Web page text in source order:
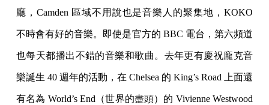
廳，Camden 區域不用說也是音樂人的聚集地，KOKO
不時會有好的音樂。即使是官方的 BBC 電台，第六頻道
也每天都播出不錯的音樂和歌曲。去年更有慶祝龐克音
樂誕生 40 週年的活動，在 Chelsea 的 King’s Road 上面還
有名為 World’s End（世界的盡頭）的 Vivienne Westwood